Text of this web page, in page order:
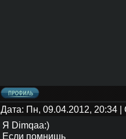
Дата: Пн, 09.04.2012, 20:34
Я Dimqaa:)
Если помнишь